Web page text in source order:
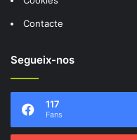
Contacte
Segueix-nos
117
Fans